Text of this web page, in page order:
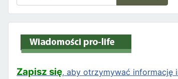
Zapisz się, aby otrzymywać informację